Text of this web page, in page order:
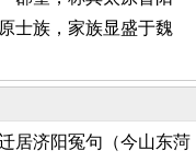
士族，家族显盛于魏
济阳冤句（今山东菏